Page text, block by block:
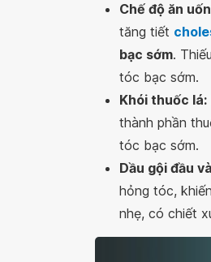
Chế độ ăn
tăng tiết
bạc sớm.
tóc bạc sớm.
Khói thuốc lá:
thành phần
tóc bạc sớm.
Dầu gội đầu
hỏng tóc,
nhẹ, có chiết